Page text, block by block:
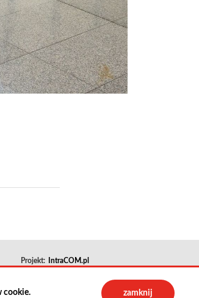
cookie. zamknij
Projekt: IntraCOM.pl